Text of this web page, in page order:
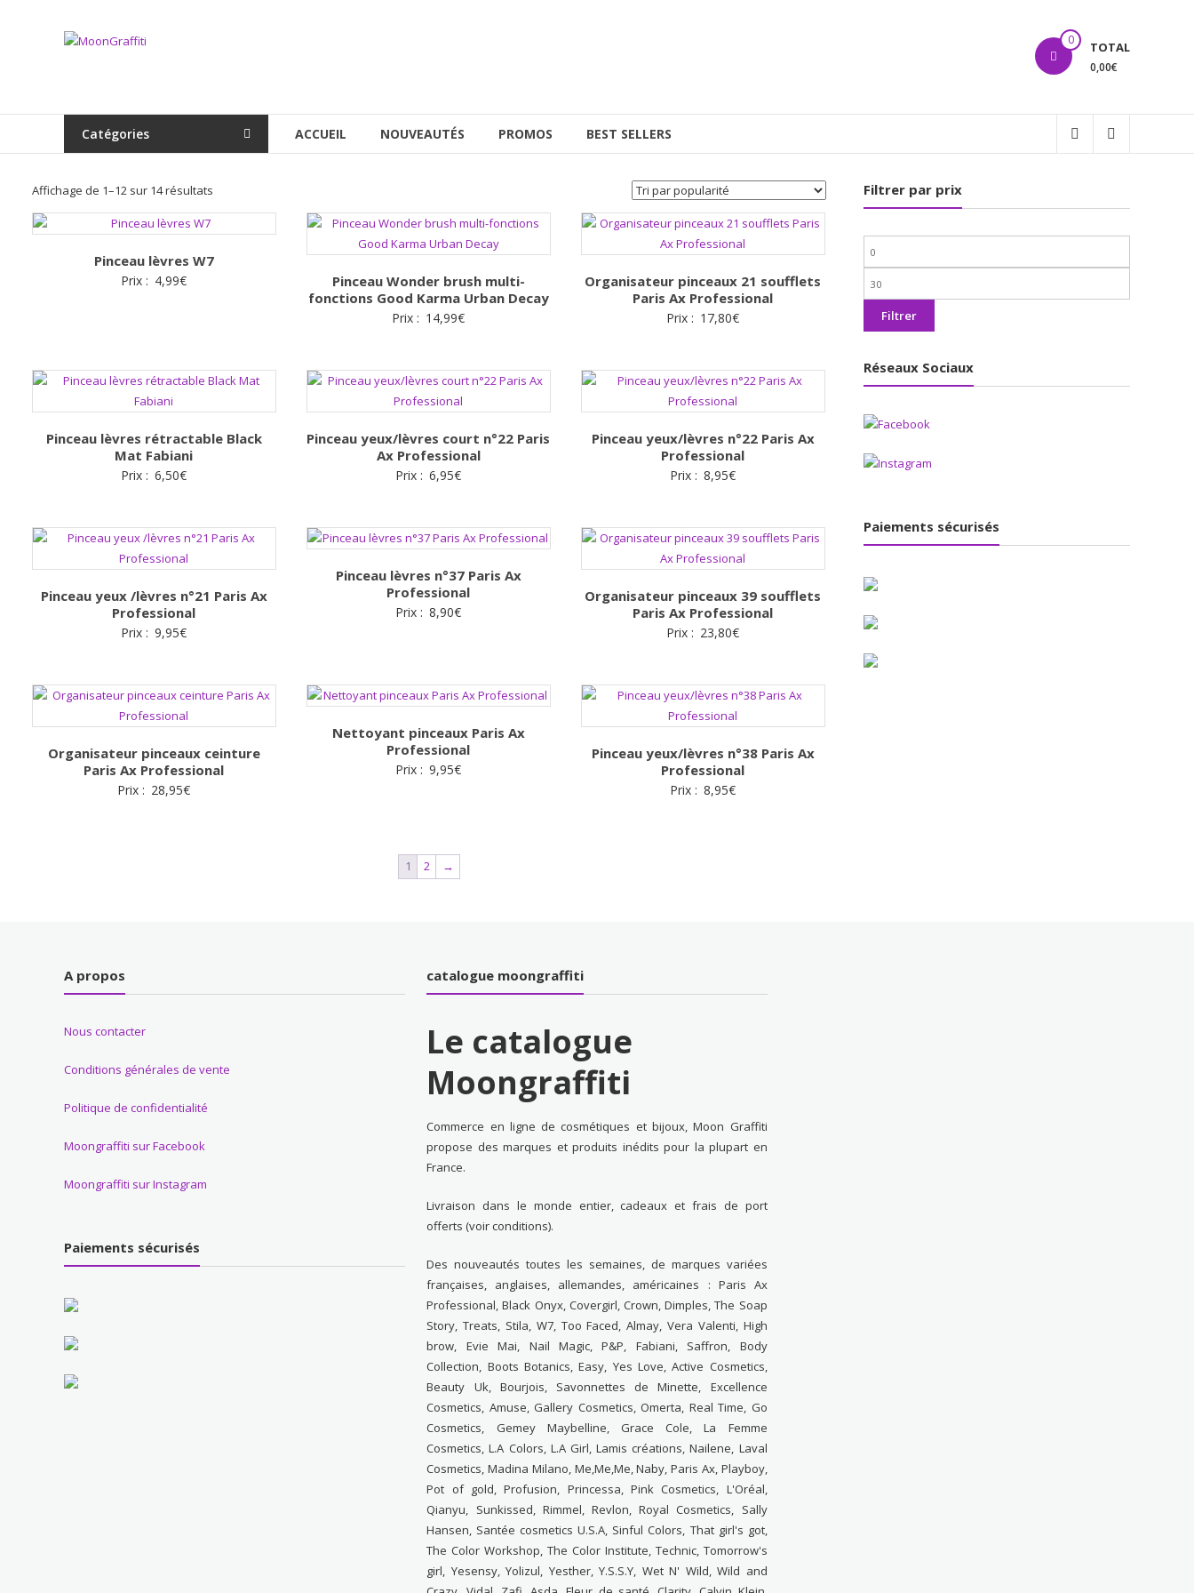
MoonGraffiti 0 TOTAL
0,00€
Catégories ACCUEIL NOUVEAUTÉS PROMOS BEST SELLERS
Affichage de 1–12 sur 14 résultats
par
popularité
Pinceau lèvres W7
Prix : 4,99€
Pinceau Wonder brush multi-
fonctions Good Karma Urban Decay
Prix : 14,99€
Organisateur pinceaux 21 soufflets
Paris Ax Professional
Prix : 17,80€
Pinceau lèvres rétractable Black
Mat Fabiani
Prix : 6,50€
Pinceau yeux/lèvres court n°22 Paris
Ax Professional
Prix : 6,95€
Pinceau yeux/lèvres n°22 Paris Ax
Professional
Prix : 8,95€
Pinceau yeux /lèvres n°21 Paris Ax
Professional
Prix : 9,95€
Pinceau lèvres n°37 Paris Ax
Professional
Prix : 8,90€
Organisateur pinceaux 39 soufflets
Paris Ax Professional
Prix : 23,80€
Organisateur pinceaux ceinture
Paris Ax Professional
Prix : 28,95€
Nettoyant pinceaux Paris Ax
Professional
Prix : 9,95€
Pinceau yeux/lèvres n°38 Paris Ax
Professional
Prix : 8,95€
1 2 →
Filtrer par prix
Prix
min
Prix
max
Filtrer
Réseaux Sociaux
Paiements sécurisés
A propos
Nous contacter
Conditions générales de vente
Politique de confidentialité
Moongraffiti sur Facebook
Moongraffiti sur Instagram
Paiements sécurisés
catalogue moongraffiti
Le catalogue
Moongraffiti
Commerce en ligne de cosmétiques et bijoux, Moon Graffiti
propose des marques et produits inédits pour la plupart en
France.
Livraison dans le monde entier, cadeaux et frais de port
offerts (voir conditions).
Des nouveautés toutes les semaines, de marques variées
françaises, anglaises, allemandes, américaines : Paris Ax
Professional, Black Onyx, Covergirl, Crown, Dimples, The Soap
Story, Treats, Stila, W7, Too Faced, Almay, Vera Valenti, High
brow, Evie Mai, Nail Magic, P&P, Fabiani, Saffron, Body
Collection, Boots Botanics, Easy, Yes Love, Active Cosmetics,
Beauty Uk, Bourjois, Savonnettes de Minette, Excellence
Cosmetics, Amuse, Gallery Cosmetics, Omerta, Real Time, Go
Cosmetics, Gemey Maybelline, Grace Cole, La Femme
Cosmetics, L.A Colors, L.A Girl, Lamis créations, Nailene, Laval
Cosmetics, Madina Milano, Me,Me,Me, Naby, Paris Ax, Playboy,
Pot of gold, Profusion, Princessa, Pink Cosmetics, L'Oréal,
Qianyu, Sunkissed, Rimmel, Revlon, Royal Cosmetics, Sally
Hansen, Santée cosmetics U.S.A, Sinful Colors, That girl's got,
The Color Workshop, The Color Institute, Technic, Tomorrow's
girl, Yesensy, Yolizul, Yesther, Y.S.S.Y, Wet N' Wild, Wild and